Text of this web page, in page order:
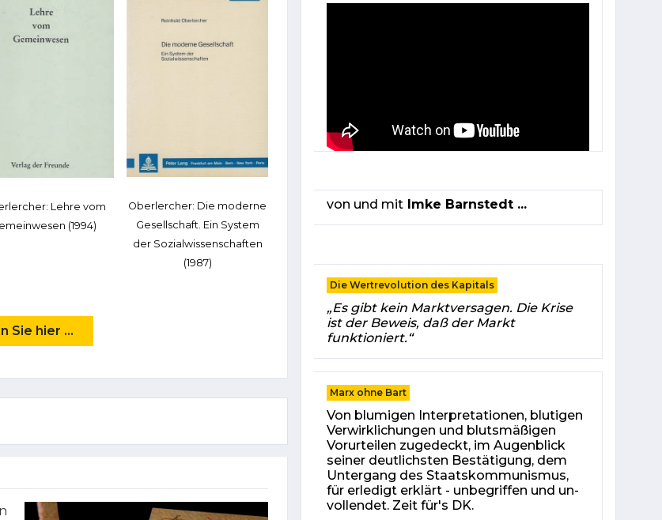
Lehre vom
(1994)
Oberlercher: Die moderne
Gesellschaft. Ein System
der Sozialwissenschaften
(1987)
Sie hier ...
von und mit Imke Barnstedt ...
Die Wertrevolution des Kapitals
„Es gibt kein Marktversagen. Die Krise
ist der Beweis, daß der Markt
funktioniert.“
Marx ohne Bart
Von blu­mi­gen In­ter­pre­ta­tio­nen, blu­ti­gen
Ver­wirk­li­chun­gen und blutsmäßigen
Vorurteilen zugedeckt, im Au­gen­blick
sei­ner deut­lichs­ten Be­stä­ti­gung, dem
Un­ter­gang des Staats­kom­mu­nis­mus,
für er­le­digt erklärt - un­be­grif­fen und un­
voll­endet. Zeit für's DK.